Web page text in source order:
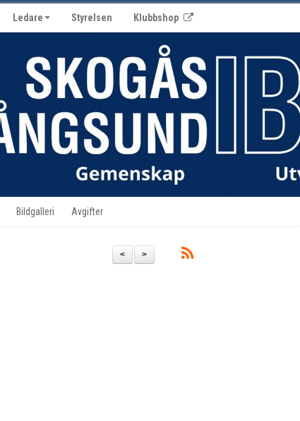
Ledare Styrelsen Klubbshop
Bildgalleri Avgifter
>
<